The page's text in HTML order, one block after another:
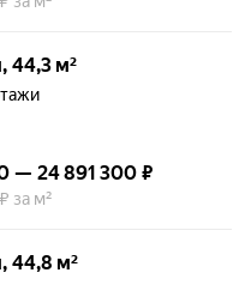
44,3 м²
— 24 891 300 ₽
за м²
44,8 м²